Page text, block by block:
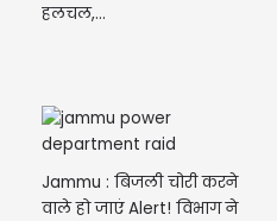
हलचल,...
Jammu : बिजली चोरी करने
वाले हो जाएं Alert! विभाग ने